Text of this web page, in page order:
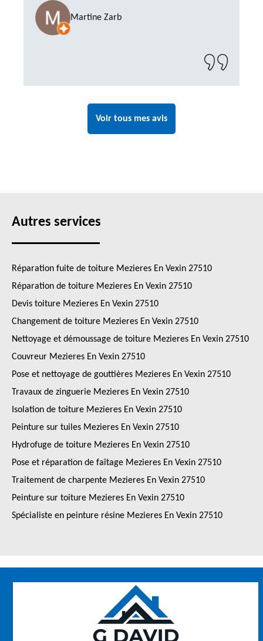
compter sur M. GOT. Très content de la
prestation, a recommander sans problème"
Martine Zarb
Voir tous mes avis
Autres services
Réparation fuite de toiture Mezieres En Vexin 27510
Réparation de toiture Mezieres En Vexin 27510
Devis toiture Mezieres En Vexin 27510
Changement de toiture Mezieres En Vexin 27510
Nettoyage et démoussage de toiture Mezieres En Vexin 27510
Couvreur Mezieres En Vexin 27510
Pose et nettoyage de gouttières Mezieres En Vexin 27510
Travaux de zinguerie Mezieres En Vexin 27510
Isolation de toiture Mezieres En Vexin 27510
Peinture sur tuiles Mezieres En Vexin 27510
Hydrofuge de toiture Mezieres En Vexin 27510
Pose et réparation de faîtage Mezieres En Vexin 27510
Traitement de charpente Mezieres En Vexin 27510
Peinture sur toiture Mezieres En Vexin 27510
Spécialiste en peinture résine Mezieres En Vexin 27510